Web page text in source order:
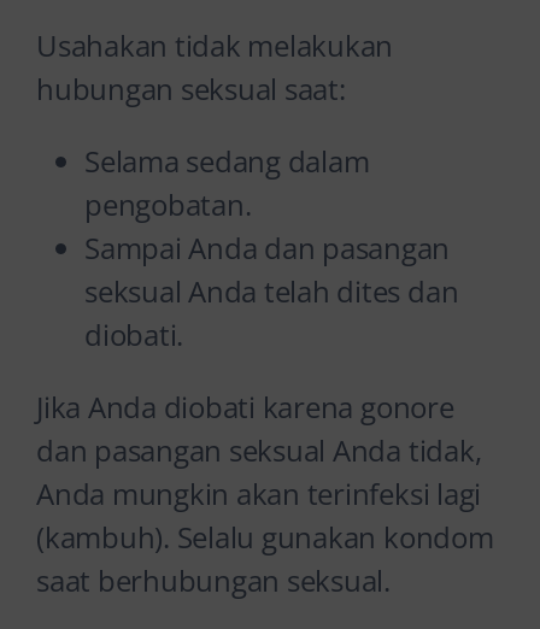
Usahakan tidak melakukan
hubungan seksual saat:
Selama sedang dalam
pengobatan.
Sampai Anda dan pasangan
seksual Anda telah dites dan
diobati.
Jika Anda diobati karena gonore
dan pasangan seksual Anda tidak,
Anda mungkin akan terinfeksi lagi
(kambuh). Selalu gunakan kondom
saat berhubungan seksual.